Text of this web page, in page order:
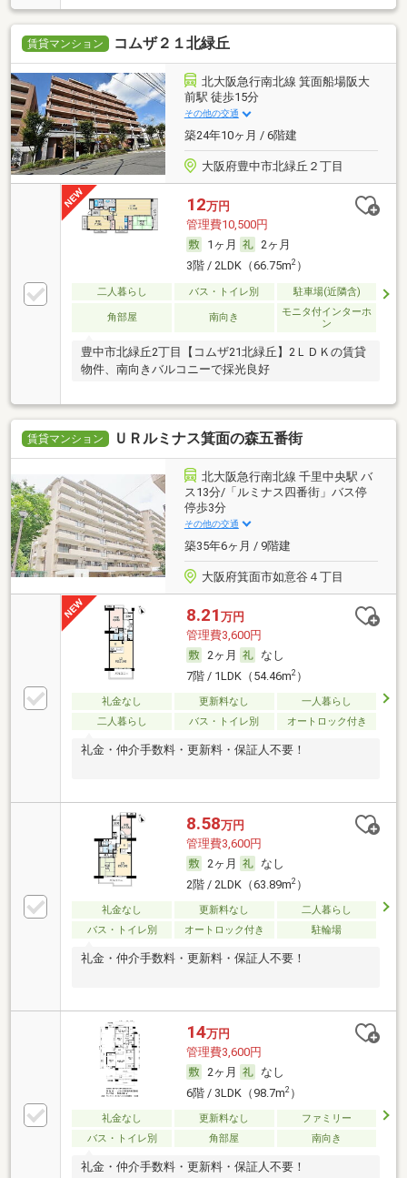
賃貸マンション コムザ２１北緑丘
北大阪急行南北線 箕面船場阪大
前駅 徒歩15分
その他の交通
築24年10ヶ月 / 6階建
大阪府豊中市北緑丘２丁目
12万円
管理費10,500円
1ヶ月
2ヶ月
3階 / 2LDK（66.75m2）
二人暮らし バス・トイレ別 駐車場(近隣含)
角部屋 南向き
モニタ付インターホ
ン
豊中市北緑丘2丁目【コムザ21北緑丘】2ＬＤＫの賃貸
物件、南向きバルコニーで採光良好
賃貸マンション ＵＲルミナス箕面の森五番街
北大阪急行南北線 千里中央駅 バ
ス13分/「ルミナス四番街」バス停
停歩3分
その他の交通
築35年6ヶ月 / 9階建
大阪府箕面市如意谷４丁目
8.21 万円
管理費3,600円
2ヶ月
なし
7階 / 1LDK（54.46m2）
礼金なし 更新料なし
一人暮らし
二人暮らし
バス・トイレ別 オートロック付き
礼金・仲介手数料・更新料・保証人不要！
8.58万円
管理費3,600円
2ヶ月
なし
2階 / 2LDK（63.89m2）
礼金なし 更新料なし
二人暮らし
バス・トイレ別
オートロック付き 駐輪場
礼金・仲介手数料・更新料・保証人不要！
14万円
管理費3,600円
2ヶ月
なし
6階 / 3LDK（98.7m2）
礼金なし 更新料なし
ファミリー
バス・トイレ別
角部屋 南向き
礼金・仲介手数料・更新料・保証人不要！